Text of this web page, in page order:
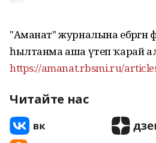
"Аманат" журналына ебәргән
һылтанма аша үтеп ҡарай
https://amanat.rbsmi.ru/
Читайте нас